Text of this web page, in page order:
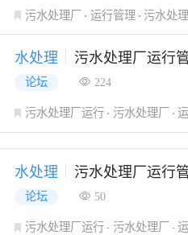
污水处理厂 运行管理 污水处理
水处理 污水处理厂运行
论坛 224
污水处理厂运行 污水处理厂
水处理 污水处理厂运行
论坛 50
污水处理厂运行 污水处理厂